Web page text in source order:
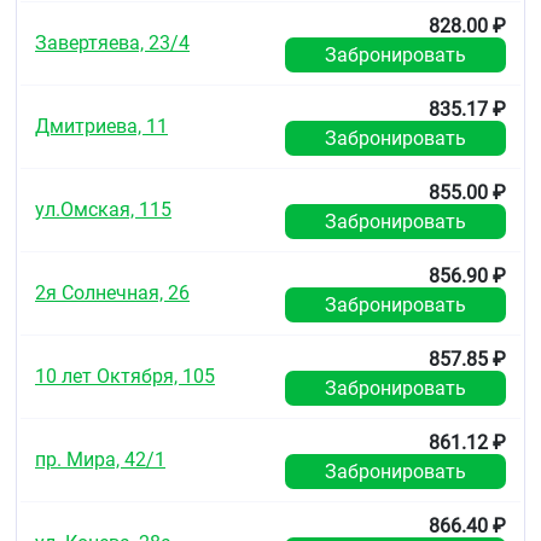
тяжёлые нарушения функции печени
острая сердечная недостаточность
хроническая сердечная недостаточность в
стадии декомпенсации (требующая
проведения инотропной терапии):
синдром слабости синусового узла, включая
синоатриальную блокаду
атриовентрикулярная блокада II и III степени
тяжёлые формы бронхиальной астмы и
хронической обструктивной болезни лёгких
применения альфа-адреноблокаторов)
депрессия
тяжёлая артериальная гипотензия
(систолическое АД менее 90 мм pт ст )
кровообращения («перемежающаяся»
Завертяева, 23/4
828.00 ₽
Забронировать
Дмитриева, 11
835.17 ₽
Забронировать
ул.Омская, 115
855.00 ₽
Забронировать
2я Солнечная, 26
856.90 ₽
Забронировать
10 лет Октября, 105
857.85 ₽
Забронировать
пр. Мира, 42/1
861.12 ₽
Забронировать
866.40 ₽